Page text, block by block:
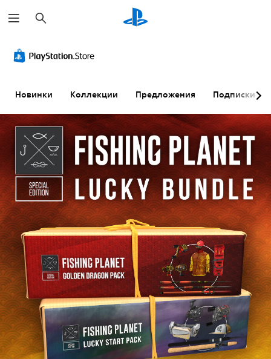
о
и
Новинки Коллекции Предложения Подписки